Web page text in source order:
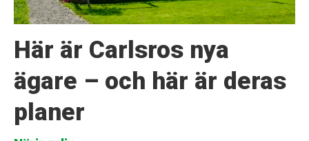
Här är Carlsros nya
ägare – och här är deras
planer